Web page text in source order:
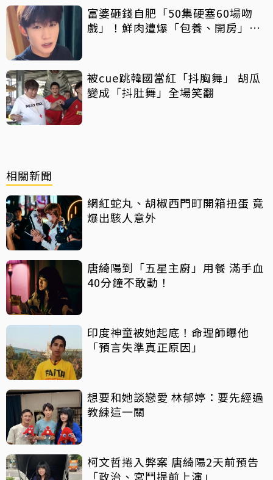
富婆砸錢自肥「50集硬塞60場吻
戲」！鮮肉遭爆「包養、開房」全
被cue跳韓國當紅「抖胸舞」 胡瓜
變成「抖肚舞」全場笑翻
相關新聞
網紅蛇丸、胡椒西門町開箱扭蛋 竟
爆出駭人意外
唐綺陽到「五星主廚」用餐 滿手血
40分鐘不敢動！
印度神童被她起底！命理師曝他
「預言失準真正原因」
想要和她談戀愛 林郁婷：要先經過
教練這一關
柯文哲捲入弊案 唐綺陽2天前預告
「政治、宮鬥提前上演」